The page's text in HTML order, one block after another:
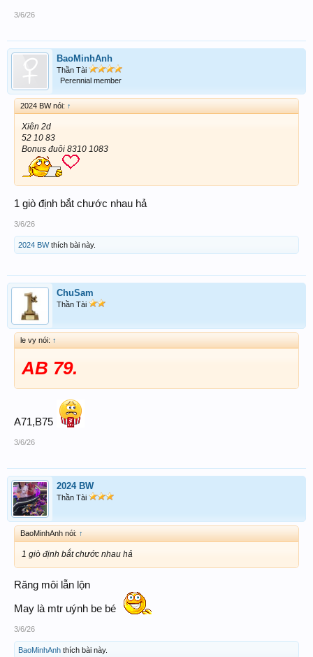
3/6/26
BaoMinhAnh
Thần Tài
Perennial member
2024 BW nói: ↑
Xiên 2d
52 10 83
Bonus đuôi 8310 1083
1 giò định bắt chước nhau hả
3/6/26
2024 BWthích bài này.
ChuSam
Thần Tài
le vy nói: ↑
AB 79.
A71,B75
3/6/26
2024 BW
Thần Tài
BaoMinhAnh nói: ↑
1 giò định bắt chước nhau hả
Răng môi lẫn lộn
May là mtr uýnh be bé
3/6/26
BaoMinhAnh thích bài này.